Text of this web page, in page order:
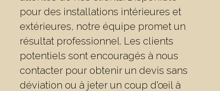
pour des installations intérieures et
extérieures, notre équipe promet un
résultat professionnel. Les clients
potentiels sont encouragés à nous
contacter pour obtenir un devis sans
déviation ou à jeter un coup d'œil à